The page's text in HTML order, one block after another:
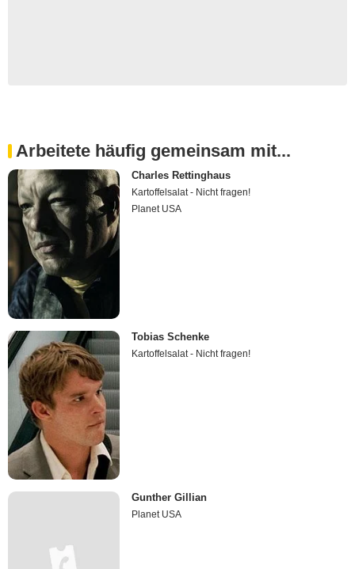
Arbeitete häufig gemeinsam mit...
Charles Rettinghaus
Kartoffelsalat - Nicht fragen!
Planet USA
Tobias Schenke
Kartoffelsalat - Nicht fragen!
Gunther Gillian
Planet USA